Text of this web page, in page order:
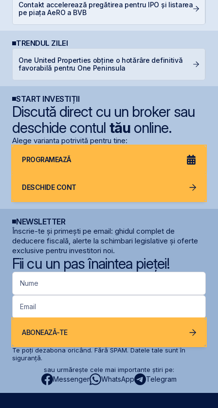
Contakt accelerează pregătirea pentru IPO și listarea
pe piața AeRO a BVB
TRENDUL ZILEI
One United Properties obține o hotărâre definitivă
favorabilă pentru One Peninsula
START INVESTIȚII
Discută direct cu un broker sau
deschide contul tăuonline.
Alege varianta potrivită pentru tine:
PROGRAMEAZĂ
DESCHIDE CONT
NEWSLETTER
Înscrie-te și primești pe email: ghidul complet de
deducere fiscală, alerte la schimbari legislative și oferte
exclusive pentru investitori noi.
Fii cu un pas înaintea pieței!
Nume
Email
ABONEAZĂ-TE
Te poți dezabona oricând. Fără SPAM. Datele tale sunt în
siguranță.
sau urmărește cele mai importante știri pe:
Messenger WhatsApp Telegram